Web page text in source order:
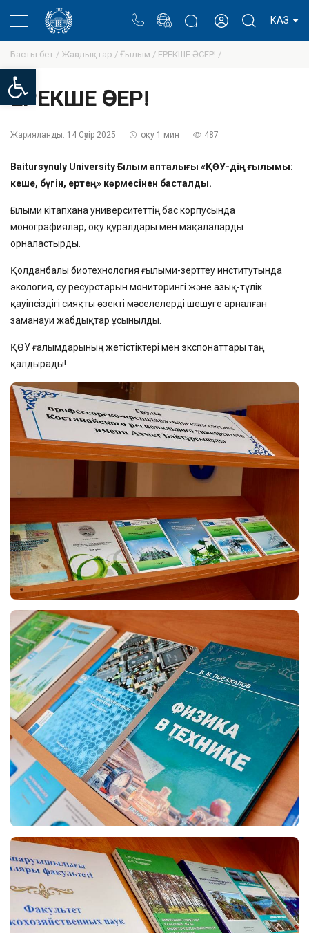
Open toolbar
КАЗ
Басты бет / Жаңалықтар / Ғылым / ЕРЕКШЕ ӘСЕР! /
ЕРЕКШЕ ӘСЕР!
Жарияланды: 14 Сәуір 2025 оқу 1 мин 487
Baitursynuly University Ғылым апталығы «ҚӨУ-дің ғылымы:
кеше, бүгін, ертең» көрмесінен басталды.
Ғылыми кітапхана университеттің бас корпусында
монографиялар, оқу құралдары мен мақалаларды
орналастырды.
Қолданбалы биотехнология ғылыми-зерттеу институтында
экология, су ресурстарын мониторингі және азық-түлік
қауіпсіздігі сияқты өзекті мәселелерді шешуге арналған
заманауи жабдықтар ұсынылды.
ҚӨУ ғалымдарының жетістіктері мен экспонаттары таң
қалдырады!